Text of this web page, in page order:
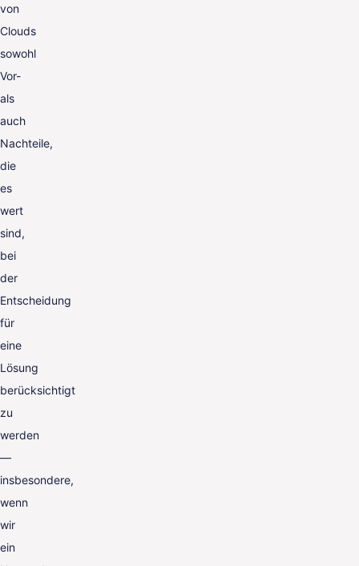
von
Clouds
sowohl
Vor-
als
auch
Nachteile,
die
es
wert
sind,
bei
der
Entscheidung
für
eine
Lösung
berücksichtigt
zu
werden
—
insbesondere,
wenn
wir
ein